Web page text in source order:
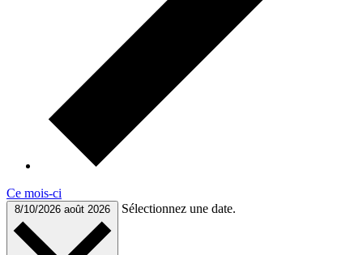
Ce mois-ci
8/10/2026 août 2026 Sélectionnez une date.